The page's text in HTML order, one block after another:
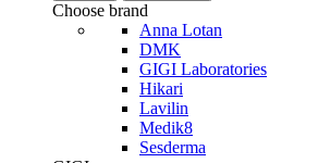
Choose brand
Anna Lotan
DMK
GIGI Laboratories
Hikari
Lavilin
Medik8
Sesderma